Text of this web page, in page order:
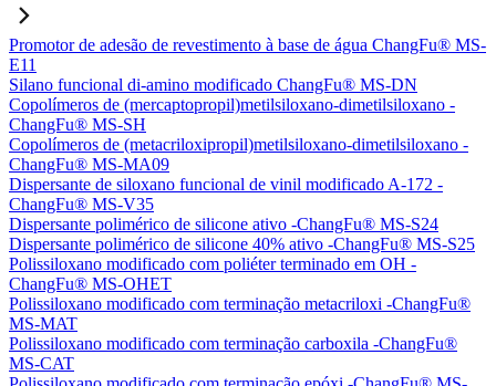
Promotor de adesão de revestimento à base de água ChangFu® MS-
E11
Silano funcional di-amino modificado ChangFu® MS-DN
Copolímeros de (mercaptopropil)metilsiloxano-dimetilsiloxano -
ChangFu® MS-SH
Copolímeros de (metacriloxipropil)metilsiloxano-dimetilsiloxano -
ChangFu® MS-MA09
Dispersante de siloxano funcional de vinil modificado A-172 -
ChangFu® MS-V35
Dispersante polimérico de silicone ativo -ChangFu® MS-S24
Dispersante polimérico de silicone 40% ativo -ChangFu® MS-S25
Polissiloxano modificado com poliéter terminado em OH -
ChangFu® MS-OHET
Polissiloxano modificado com terminação metacriloxi -ChangFu®
MS-MAT
Polissiloxano modificado com terminação carboxila -ChangFu®
MS-CAT